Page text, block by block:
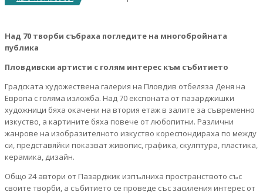
Над 70 творби събраха погледите на многобройната
публика
Пловдивски артисти с голям интерес към събитието
Градската художествена галерия на Пловдив отбеляза Деня на
Европа с голяма изложба. Над 70 експоната от пазарджишки
художници бяха окачени на втория етаж в залите за съвременно
изкуство, а картините бяха повече от любопитни. Различни
жанрове на изобразителното изкуство кореспондираха по между
си, представяйки показват живопис, графика, скулптура, пластика,
керамика, дизайн.
Общо 24 автори от Пазарджик изпълниха пространството със
своите творби, а събитието се проведе със засиления интерес от